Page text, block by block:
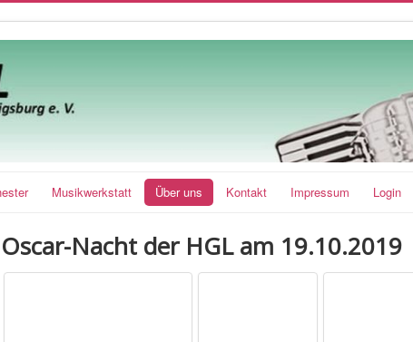
Musikwerkstatt Über uns Kontakt Impressum Login
Oscar-Nacht der HGL am 19.10.2019